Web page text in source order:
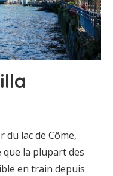
du lac de Côme,
que la plupart des
en train depuis